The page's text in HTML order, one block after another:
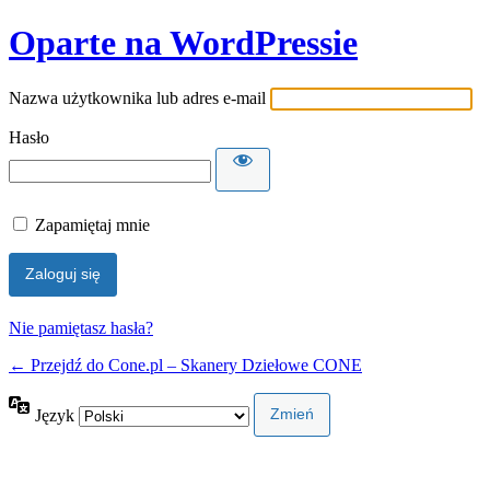
Oparte na WordPressie
Nazwa użytkownika lub adres e-mail
Hasło
Zapamiętaj mnie
Nie pamiętasz hasła?
← Przejdź do Cone.pl – Skanery Dziełowe CONE
Język